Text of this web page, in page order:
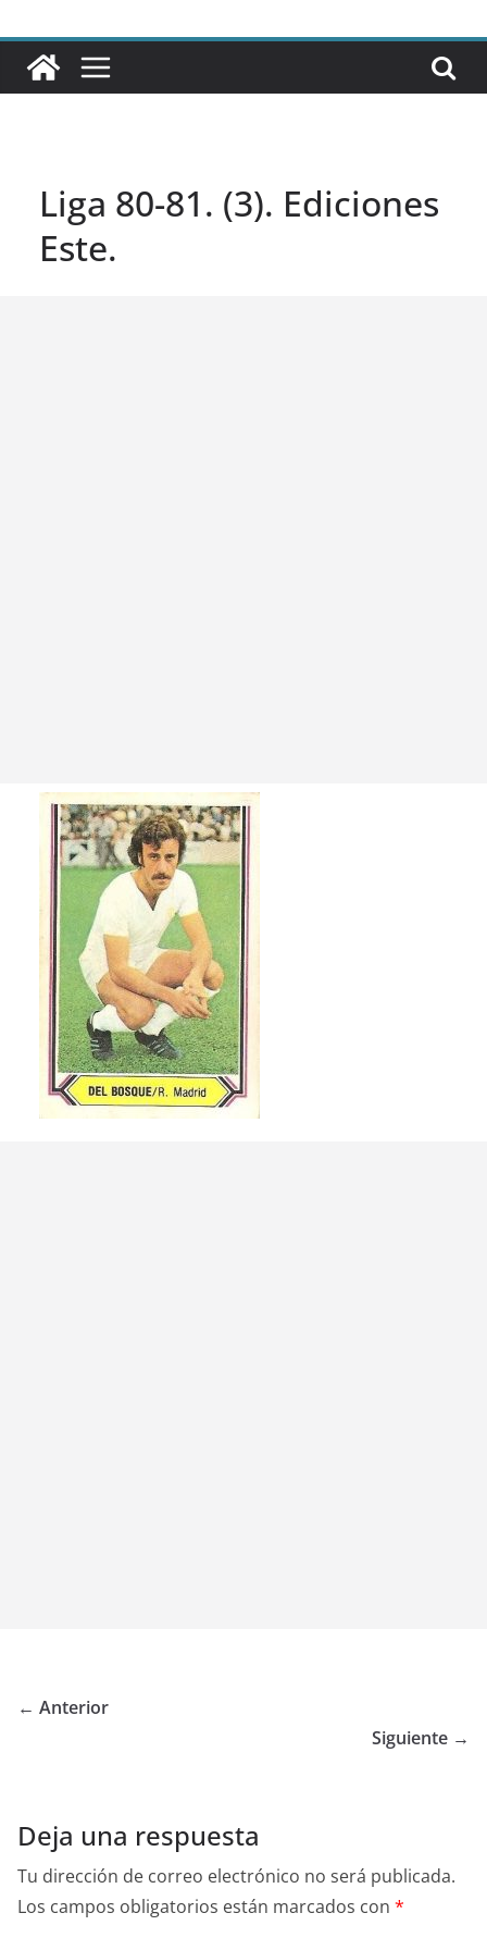
Liga 80-81. (3). Ediciones
Este.
← Anterior
Siguiente →
Deja una respuesta
Tu dirección de correo electrónico no será publicada.
Los campos obligatorios están marcados con *